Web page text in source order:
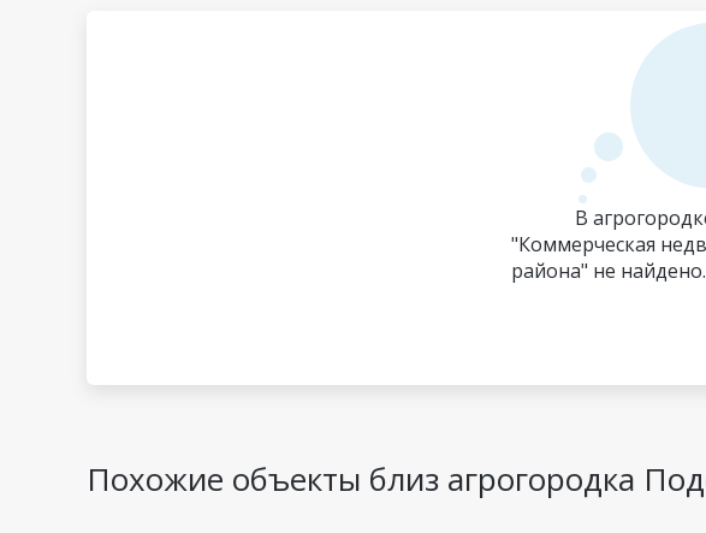
В
"Коммерческая
района" не
Похожие объекты близ агрогородка